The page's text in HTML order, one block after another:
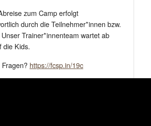
zum Camp erfolgt
durch die Teilnehmer*innen bzw.
Trainer*innenteam wartet ab
die Kids.
https://fcsp.in/19c